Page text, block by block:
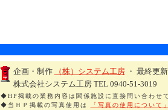
企画・制作 （株）システム工房・ 最終更
株式会社システム工房 TEL 0940-51-3019
◆HP掲載の業務内容は関係施設に直接問い合わせ
◆当ＨＰ掲載の写真使用は
「写真の使用について